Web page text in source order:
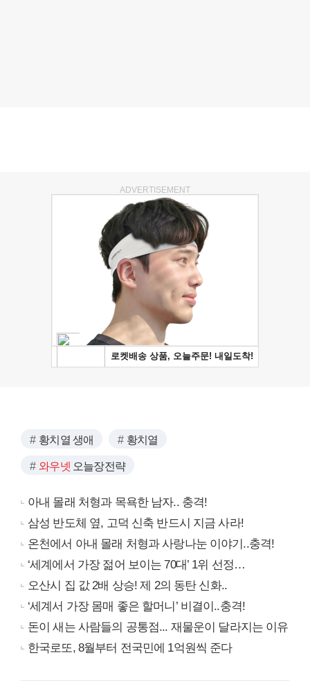
ADVERTISEMENT
황치열 생애 황치열
와우넷 오늘장전략
아내 몰래 처형과 목욕한 남자.. 충격!
삼성 반도체 옆, 고덕 신축 반드시 지금 사라!
온천에서 아내 몰래 처형과 사랑나눈 이야기..충격!
‘세계에서 가장 젊어 보이는 70대’ 1위 선정…
오산시 집 값 2배 상승! 제 2의 동탄 신화..
‘세계서 가장 몸매 좋은 할머니’ 비결이..충격!
돈이 새는 사람들의 공통점... 재물운이 달라지는 이유
한국로또, 8월부터 전국민에 1억원씩 준다